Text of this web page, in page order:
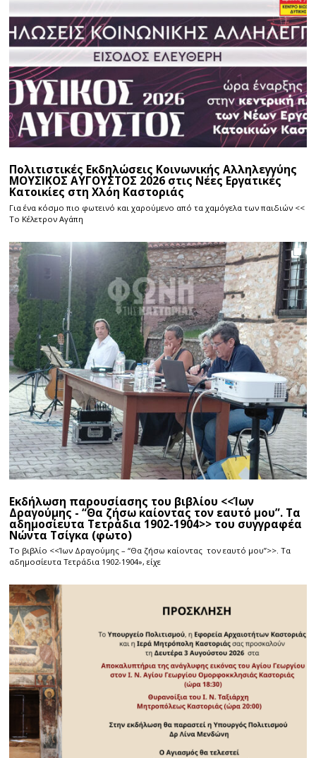
Πολιτιστικές Εκδηλώσεις Κοινωνικής Αλληλεγγύης
ΜΟΥΣΙΚΟΣ ΑΥΓΟΥΣΤΟΣ 2026 στις Νέες Εργατικές
Κατοικίες στη Χλόη Καστοριάς
Για ένα κόσμο πιο φωτεινό και χαρούμενο από τα χαμόγελα των παιδιών <<
Το Κέλετρον Αγάπη
Εκδήλωση παρουσίασης του βιβλίου <<Ίων
Δραγούμης - “Θα ζήσω καίοντας τον εαυτό μου”. Τα
αδημοσίευτα Τετράδια 1902-1904>> του συγγραφέα
Νώντα Τσίγκα (φωτο)
Το βιβλίο <<Ίων Δραγούμης – “Θα ζήσω καίοντας τον εαυτό μου”>>. Τα
αδημοσίευτα Τετράδια 1902-1904», είχε